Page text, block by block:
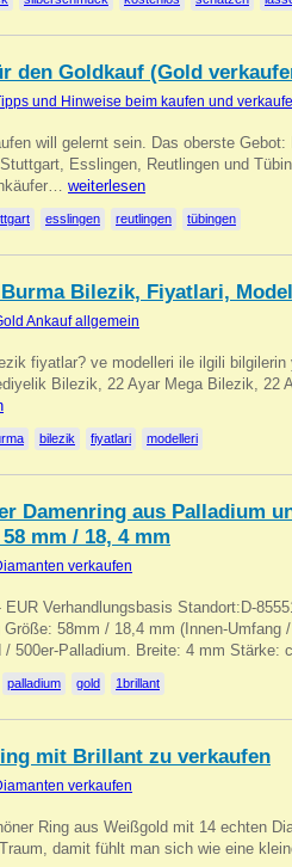
den Goldkauf (Gold
und Hinweise beim kaufen und
will gelernt sein. Das oberste
Esslingen, Reutlingen und
weiterlesen
esslingen reutlingen tübingen
Burma Bilezik, Fiyatlari,
Ankauf allgemein
fiyatlar? ve modelleri ile ilgili bilgilerin
Bilezik, 22 Ayar Mega Bilezik, 22
bilezik fiyatlari modelleri
Damenring aus Palladium
mm / 18, 4 mm
verkaufen
EUR Verhandlungsbasis Standort:D-
Größe: 58mm / 18,4 mm (Innen-Umfang
/ 500er-Palladium. Breite: 4 mm Stärke:
palladium gold 1brillant
mit Brillant zu verkaufen
verkaufen
Ring aus Weißgold mit 14 echten
damit fühlt man sich wie eine